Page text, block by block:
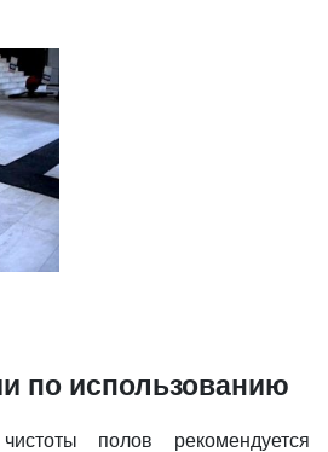
по использованию
полов рекомендуется